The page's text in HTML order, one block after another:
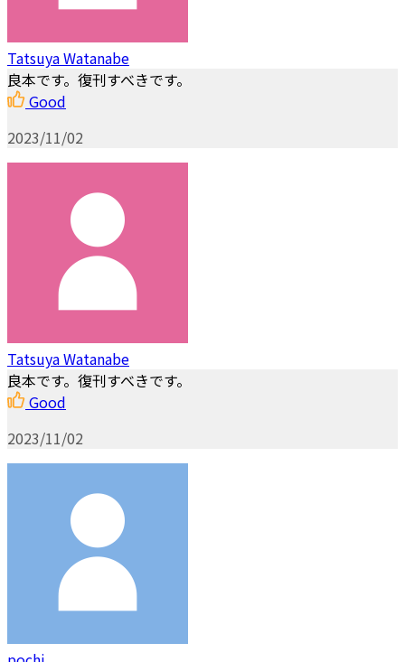
Tatsuya Watanabe
良本です。復刊すべきです。
Good
2023/11/02
Tatsuya Watanabe
良本です。復刊すべきです。
Good
2023/11/02